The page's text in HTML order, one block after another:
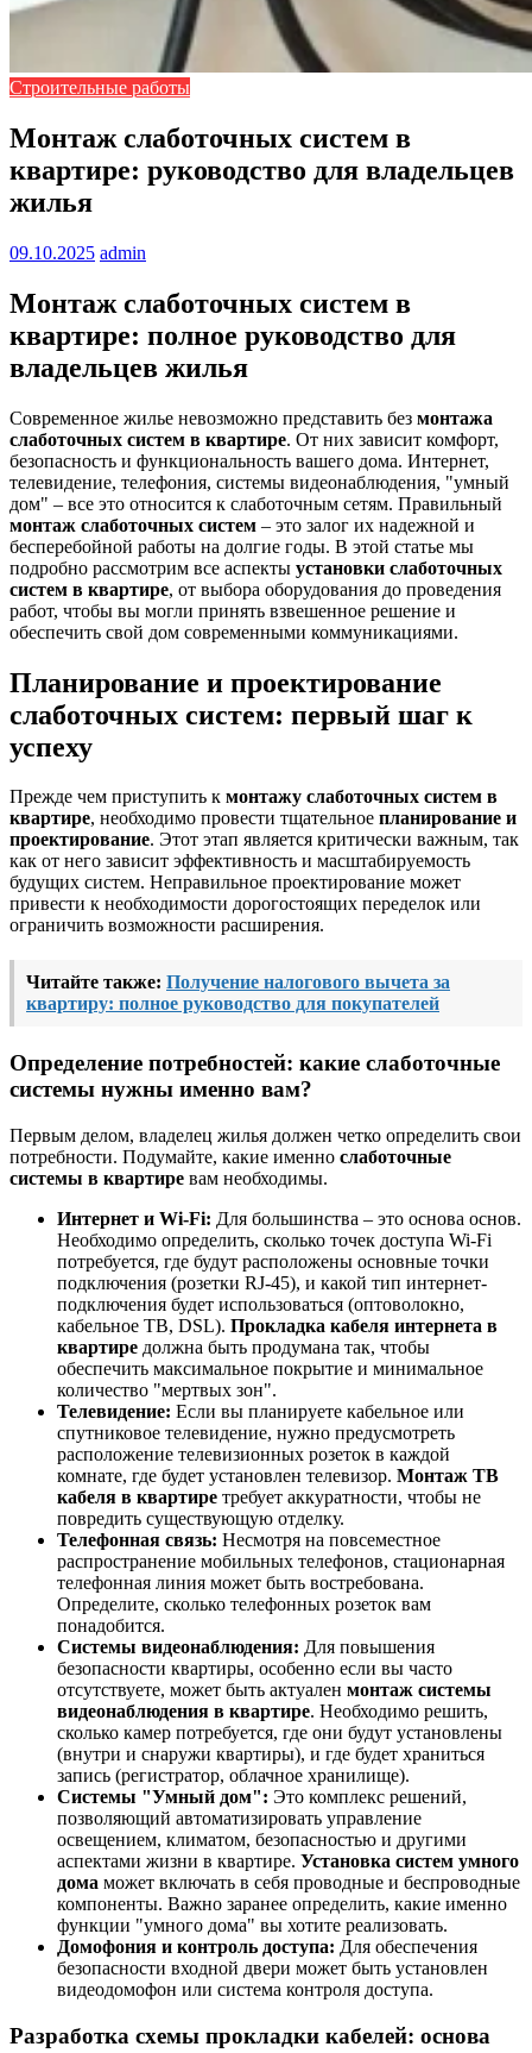
Строительные работы
Монтаж слаботочных систем в
квартире: руководство для владельцев
жилья
09.10.2025 admin
Монтаж слаботочных систем в
квартире: полное руководство для
владельцев жилья
Современное жилье невозможно представить без монтажа
слаботочных систем в квартире. От них зависит комфорт,
безопасность и функциональность вашего дома. Интернет,
телевидение, телефония, системы видеонаблюдения, "умный
дом" – все это относится к слаботочным сетям. Правильный
монтаж слаботочных систем – это залог их надежной и
бесперебойной работы на долгие годы. В этой статье мы
подробно рассмотрим все аспекты установки слаботочных
систем в квартире, от выбора оборудования до проведения
работ, чтобы вы могли принять взвешенное решение и
обеспечить свой дом современными коммуникациями.
Планирование и проектирование
слаботочных систем: первый шаг к
успеху
Прежде чем приступить к монтажу слаботочных систем в
квартире, необходимо провести тщательное планирование и
проектирование. Этот этап является критически важным, так
как от него зависит эффективность и масштабируемость
будущих систем. Неправильное проектирование может
привести к необходимости дорогостоящих переделок или
ограничить возможности расширения.
Читайте также: Получение налогового вычета за
квартиру: полное руководство для покупателей
Определение потребностей: какие слаботочные
системы нужны именно вам?
Первым делом, владелец жилья должен четко определить свои
потребности. Подумайте, какие именно слаботочные
системы в квартире вам необходимы.
Интернет и Wi-Fi: Для большинства – это основа основ.
Необходимо определить, сколько точек доступа Wi-Fi
потребуется, где будут расположены основные точки
подключения (розетки RJ-45), и какой тип интернет-
подключения будет использоваться (оптоволокно,
кабельное ТВ, DSL). Прокладка кабеля интернета в
квартире должна быть продумана так, чтобы
обеспечить максимальное покрытие и минимальное
количество "мертвых зон".
Телевидение: Если вы планируете кабельное или
спутниковое телевидение, нужно предусмотреть
расположение телевизионных розеток в каждой
комнате, где будет установлен телевизор. Монтаж ТВ
кабеля в квартире требует аккуратности, чтобы не
повредить существующую отделку.
Телефонная связь: Несмотря на повсеместное
распространение мобильных телефонов, стационарная
телефонная линия может быть востребована.
Определите, сколько телефонных розеток вам
понадобится.
Системы видеонаблюдения: Для повышения
безопасности квартиры, особенно если вы часто
отсутствуете, может быть актуален монтаж системы
видеонаблюдения в квартире. Необходимо решить,
сколько камер потребуется, где они будут установлены
(внутри и снаружи квартиры), и где будет храниться
запись (регистратор, облачное хранилище).
Системы "Умный дом": Это комплекс решений,
позволяющий автоматизировать управление
освещением, климатом, безопасностью и другими
аспектами жизни в квартире. Установка систем умного
дома может включать в себя проводные и беспроводные
компоненты. Важно заранее определить, какие именно
функции "умного дома" вы хотите реализовать.
Домофония и контроль доступа: Для обеспечения
безопасности входной двери может быть установлен
видеодомофон или система контроля доступа.
Разработка схемы прокладки кабелей: основа